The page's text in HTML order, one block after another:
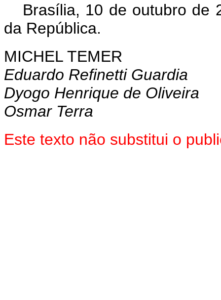
Brasília, 10 de outubro de
da República.
MICHEL TEMER
Eduardo Refinetti Guardia
Dyogo Henrique de Oliveira
Osmar Terra
Este texto não substitui o